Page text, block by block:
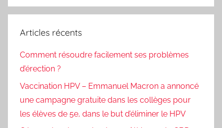
Articles récents
Comment résoudre facilement ses problèmes
d’érection ?
Vaccination HPV – Emmanuel Macron a annoncé
une campagne gratuite dans les collèges pour
les élèves de 5e, dans le but d’éliminer le HPV